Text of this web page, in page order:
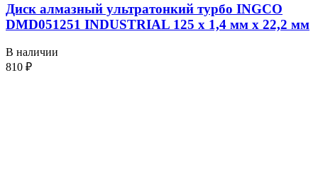
Диск алмазный ультратонкий турбо INGCO
DMD051251 INDUSTRIAL 125 х 1,4 мм x 22,2 мм
В наличии
810 ₽